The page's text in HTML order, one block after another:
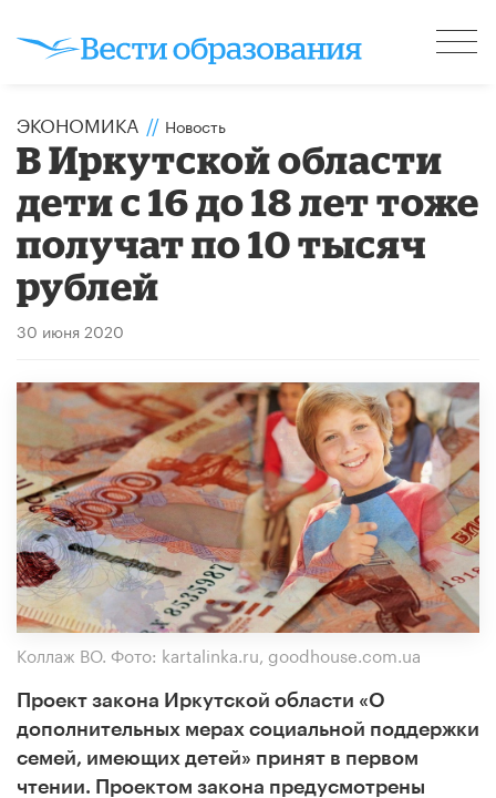
ЭКОНОМИКА // Новость
В Иркутской области
дети с 16 до 18 лет тоже
получат по 10 тысяч
рублей
30 июня 2020
Коллаж ВО. Фото: kartalinka.ru, goodhouse.com.ua
Проект закона Иркутской области «О
дополнительных мерах социальной поддержки
семей, имеющих детей» принят в первом
чтении. Проектом закона предусмотрены